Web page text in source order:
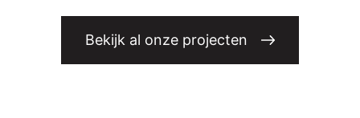
Bekijk al onze projecten